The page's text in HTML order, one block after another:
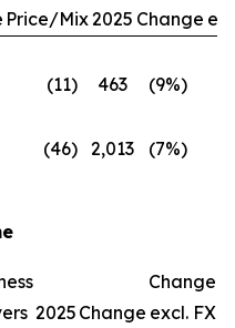
Price/Mix2025 Change
(11) 463 (9%)
(46) 2,013 (7%)
2025 Change
Change
excl. FX